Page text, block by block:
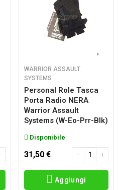
WARRIOR ASSAULT
SYSTEMS
Personal Role Tasca
Porta Radio NERA
Warrior Assault
Systems (w-Eo-Prr-Blk)
Disponibile
31,50 €
Aggiungi